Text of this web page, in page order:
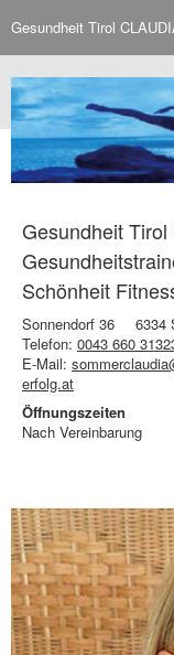
Gesundheit Tirol
Gesundheit
Schönheit
Sonnendorf 36
6334
Telefon: 0043 660
E-Mail:
erfolg.at
Öffnungszeiten
Nach Vereinbarung